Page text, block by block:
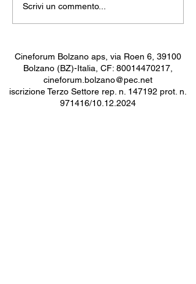
La Trilogia della
Rivoluzione
Scrivi un commento...
Cineforum Bolzano aps, via Roen 6, 39100
Bolzano (BZ)-Italia, CF: 80014470217,
cineforum.bolzano@pec.net
iscrizione Terzo Settore rep. n. 147192 prot. n.
971416/10.12.2024